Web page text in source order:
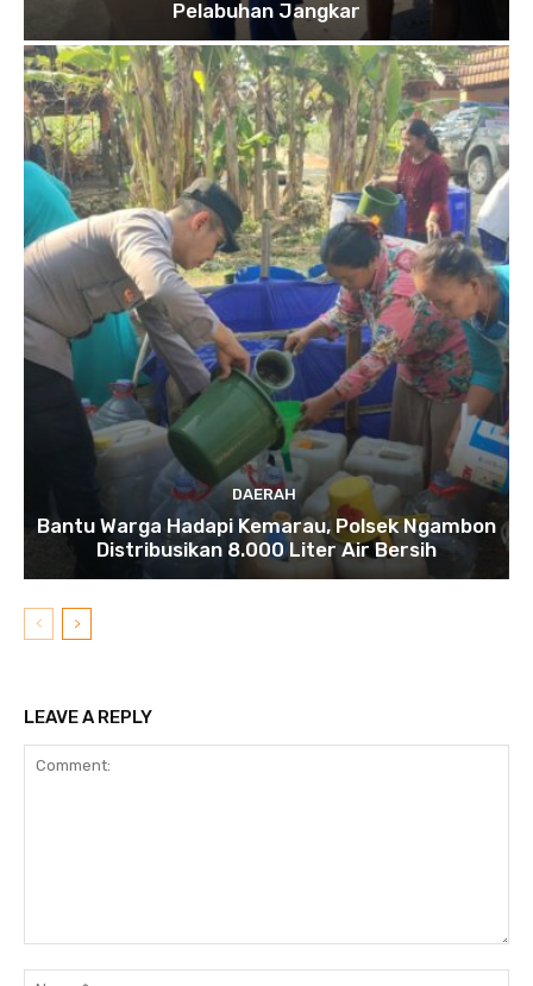
Pelabuhan Jangkar
DAERAH
Bantu Warga Hadapi Kemarau, Polsek Ngambon
Distribusikan 8.000 Liter Air Bersih
LEAVE A REPLY